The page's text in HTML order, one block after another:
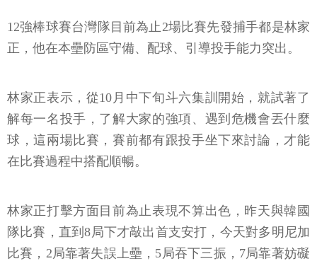
12強棒球賽台灣隊目前為止2場比賽先發捕手都是林家
正，他在本壘防區守備、配球、引導投手能力突出。
林家正表示，從10月中下旬斗六集訓開始，就試著了
解每一名投手，了解大家的強項、遇到危機會丟什麼
球，這兩場比賽，賽前都有跟投手坐下來討論，才能
在比賽過程中搭配順暢。
林家正打擊方面目前為止表現不算出色，昨天與韓國
隊比賽，直到8局下才敲出首支安打，今天對多明尼加
比賽，2局靠著失誤上壘，5局吞下三振，7局靠著妨礙